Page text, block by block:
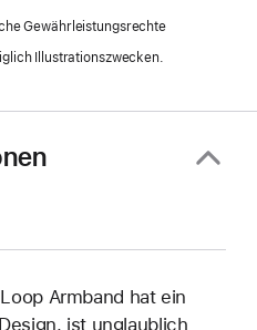
Gewährleistungsrechte
Illustrationszwecken.
Armband hat ein
ist unglaublich